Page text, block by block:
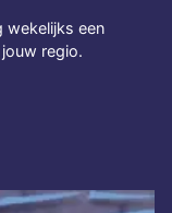
wekelijks een
regio.